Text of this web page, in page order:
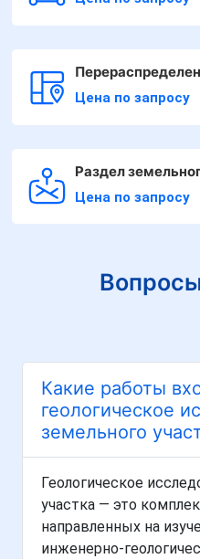
Цена по запросу
Раздел
Цена по запросу
Какие работы
геологическое
земельного
Геологическое
участка — это
направленных на
инженерно-